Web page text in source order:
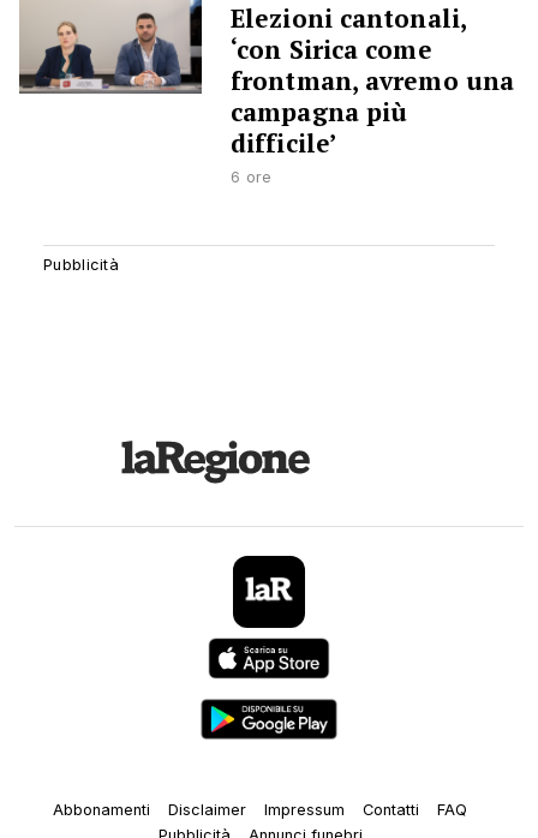
Elezioni cantonali,
‘con Sirica come
frontman, avremo una
campagna più
difficile’
6 ore
Abbonamenti Disclaimer Impressum Contatti
FAQ